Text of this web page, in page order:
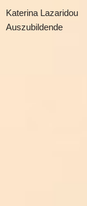
Katerina Lazaridou
Auszubildende